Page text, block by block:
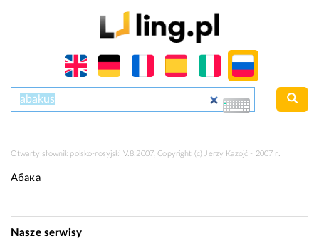
Otwarty słownik polsko-rosyjski V.8.2007, Copyright (c) Jerzy Kazojć - 2007 r.
Абака
Nasze serwisy